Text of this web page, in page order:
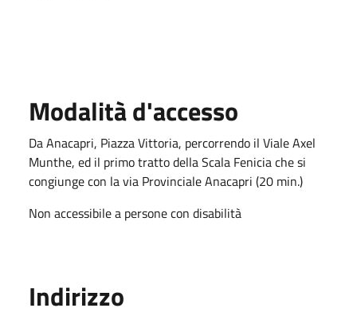
Modalità d'accesso
Da Anacapri, Piazza Vittoria, percorrendo il Viale Axel
Munthe, ed il primo tratto della Scala Fenicia che si
congiunge con la via Provinciale Anacapri (20 min.)
Non accessibile a persone con disabilità
Indirizzo